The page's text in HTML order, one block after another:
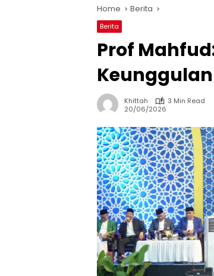
Home Berita
Berita
Prof
Khittah
3 Min Read
20/06/2026